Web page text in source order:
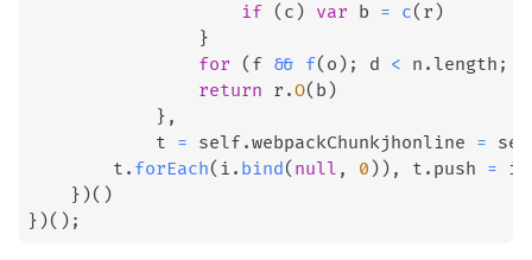
if ( c ) var b = c( r )
}
for
( f && f( o ) ; d < n . length ;
return r .O( b )
} ,
            t
= self.webpackChunkjhonline =
        t
. forEach( i . bind( null , 0 ) ) , t . push = i
} )( )
} )( ) ;